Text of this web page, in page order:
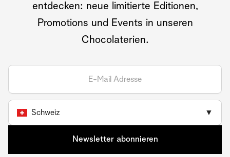
entdecken: neue limitierte Editionen,
Promotions und Events in unseren
Chocolaterien.
Schweiz ▼
Newsletter abonnieren